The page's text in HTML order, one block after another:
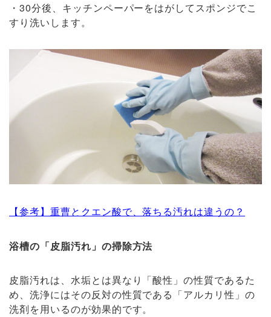
・30分後、キッチンペーパーをはがしてスポンジでこ
すり洗いします。
【参考】重曹とクエン酸で、落ちる汚れは違うの？
浴槽の「皮脂汚れ」の掃除方法
皮脂汚れは、水垢とは異なり「酸性」の性質であるた
め、洗浄にはその反対の性質である「アルカリ性」の
洗剤を用いるのが効果的です。